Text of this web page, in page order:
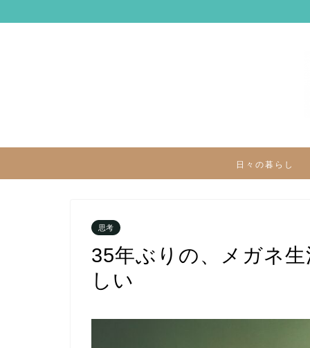
日々の暮らし
思考
35年ぶりの、メガネ
しい